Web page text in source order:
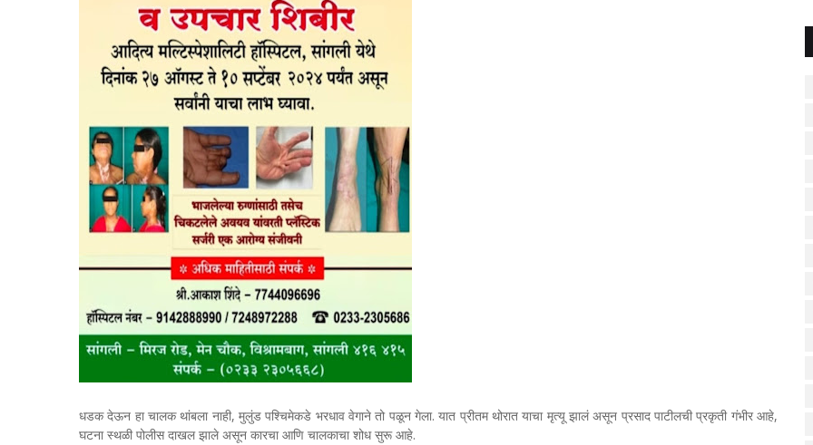
धडक देऊन हा चालक थांबला नाही, मुलुंड पश्चिमेकडे भरधाव वेगाने तो पळून गेला. यात प्रीतम थोरात याचा मृत्यू झालं असून प्रसाद पाटीलची प्रकृती गंभीर आहे,
घटना स्थळी पोलीस दाखल झाले असून कारचा आणि चालकाचा शोध सुरू आहे.